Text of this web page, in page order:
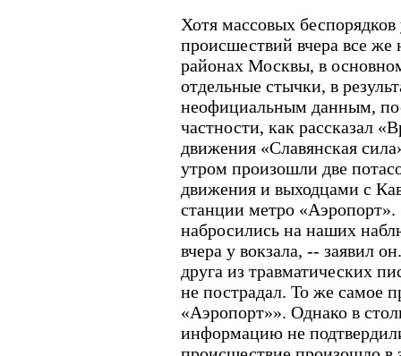
Хотя массовых беспорядков
происшествий вчера все
районах Москвы, в
отдельные стычки, в
неофициальным данным,
частности, как рассказал
движения «Славянская
утром произошли две
движения и выходцами с
станции метро «Аэропорт».
набросились на наших
вчера у вокзала, -- заявил
друга из травматических
не пострадал. То же самое
«Аэропорт»». Однако в
информацию не